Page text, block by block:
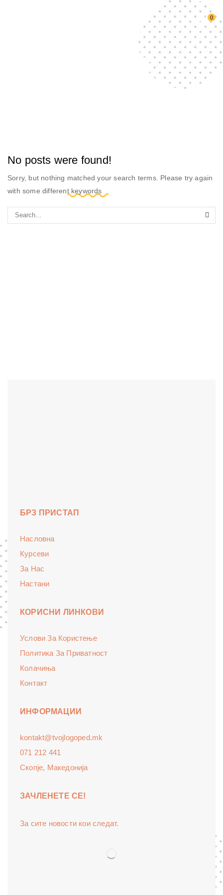
0
Новости
No posts were found!
Sorry, but nothing matched your search terms. Please try again
with some different keywords
БРЗ ПРИСТАП
Насловна
Курсеви
За Нас
Настани
КОРИСНИ ЛИНКОВИ
Услови За Користење
Политика За Приватност
Колачиња
Контакт
ИНФОРМАЦИИ
kontakt@tvojlogoped.mk
071 212 441
Скопје, Македонија
ЗАЧЛЕНЕТЕ СЕ!
За сите новости кои следат.